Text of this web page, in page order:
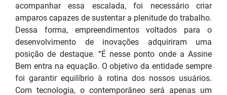
acompanhar essa escalada, foi necessário criar
amparos capazes de sustentar a plenitude do trabalho.
Dessa forma, empreendimentos voltados para o
desenvolvimento de inovações adquiriram uma
posição de destaque. “É nesse ponto onde a Assine
Bem entra na equação. O objetivo da entidade sempre
foi garantir equilíbrio à rotina dos nossos usuários.
Com tecnologia, o contemporâneo será apenas um